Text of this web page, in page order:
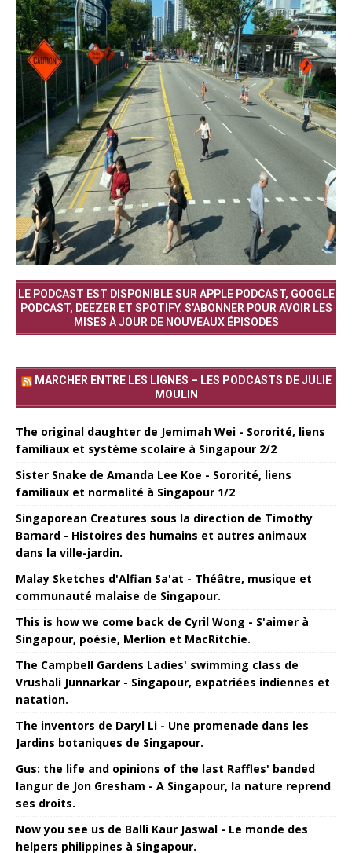
LE PODCAST EST DISPONIBLE SUR APPLE PODCAST, GOOGLE
PODCAST, DEEZER ET SPOTIFY. S’ABONNER POUR AVOIR LES
MISES À JOUR DE NOUVEAUX ÉPISODES
MARCHER ENTRE LES LIGNES – LES PODCASTS DE JULIE
MOULIN
The original daughter de Jemimah Wei - Sororité, liens
familiaux et système scolaire à Singapour 2/2
Sister Snake de Amanda Lee Koe - Sororité, liens
familiaux et normalité à Singapour 1/2
Singaporean Creatures sous la direction de Timothy
Barnard - Histoires des humains et autres animaux
dans la ville-jardin.
Malay Sketches d'Alfian Sa'at - Théâtre, musique et
communauté malaise de Singapour.
This is how we come back de Cyril Wong - S'aimer à
Singapour, poésie, Merlion et MacRitchie.
The Campbell Gardens Ladies' swimming class de
Vrushali Junnarkar - Singapour, expatriées indiennes et
natation.
The inventors de Daryl Li - Une promenade dans les
Jardins botaniques de Singapour.
Gus: the life and opinions of the last Raffles' banded
langur de Jon Gresham - A Singapour, la nature reprend
ses droits.
Now you see us de Balli Kaur Jaswal - Le monde des
helpers philippines à Singapour.